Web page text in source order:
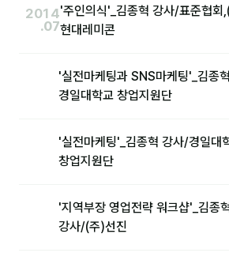
고객사 레퍼런스
온라인강의 수강 후기
전체 도구
제안·영업
2014
.07
'주인의식'_김종혁 강사/표준협회
현대레미콘
'실전마케팅과 SNS마케팅'_김종
경일대학교 창업지원단
'실전마케팅'_김종혁 강사/경일대
창업지원단
'지역부장 영업전략 워크샵'_김종
강사/(주)선진